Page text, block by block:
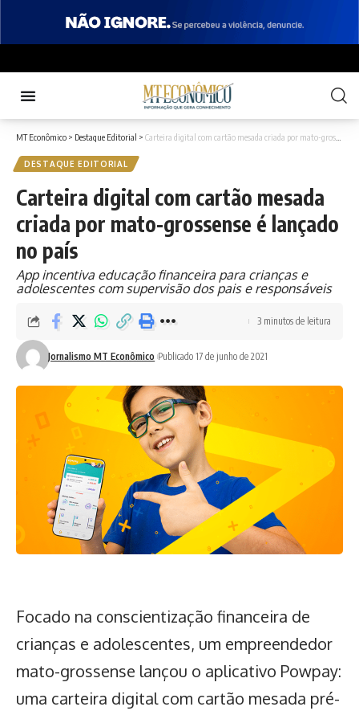
MT Econômico > Destaque Editorial > Carteira digital com cartão mesada criada por mato-grossense é lançado no país
DESTAQUE EDITORIAL
Carteira digital com cartão mesada
criada por mato-grossense é lançado
no país
App incentiva educação financeira para crianças e
adolescentes com supervisão dos pais e responsáveis
Jornalismo MT Econômico Publicado 17 de junho de 2021
3 minutos de leitura
Focado na conscientização financeira de
crianças e adolescentes, um empreendedor
mato-grossense lançou o aplicativo Powpay:
uma carteira digital com cartão mesada pré-